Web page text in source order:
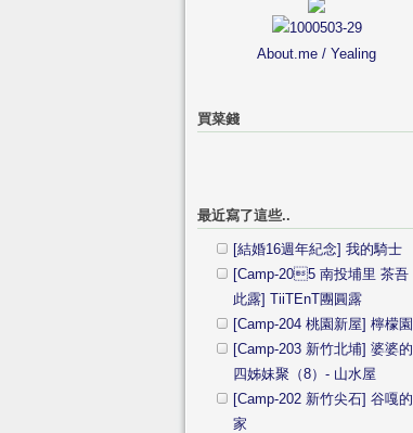
About.me / Yealing
買菜錢
最近寫了這些..
[結婚16週年紀念] 我的騎士
[Camp-205 南投埔里 茶吾
此露] TiiTEnT團圓露
[Camp-204 桃園新屋] 檸檬園
[Camp-203 新竹北埔] 婆婆的
四姊妹聚（8）- 山水屋
[Camp-202 新竹尖石] 谷嘎的
家